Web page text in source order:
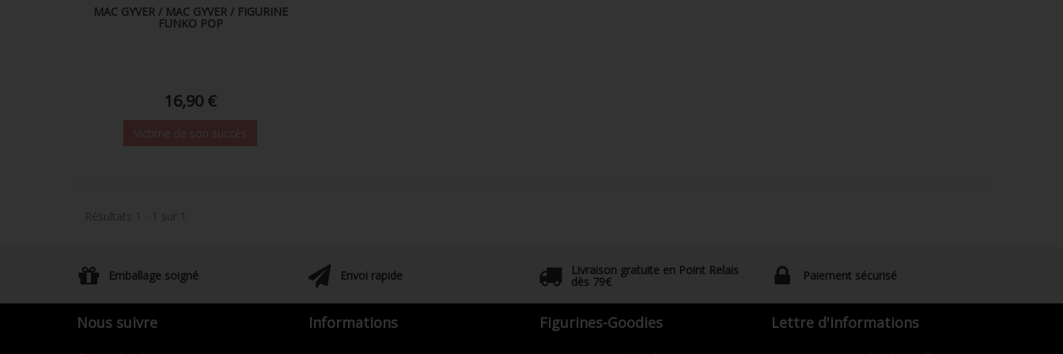
MAC GYVER / MAC GYVER / FIGURINE
FUNKO POP
16,90 €
Résultats 1 - 1 sur 1.
Emballage soigné Envoi rapide Livraison gratuite en Point Relais
dès 79€ Paiement sécurisé
Nous suivre Informations Figurines-Goodies Lettre d'informations